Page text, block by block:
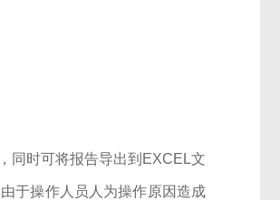
同时可将报告导出到 EXCEL文
于操作人员人为操作原因造成